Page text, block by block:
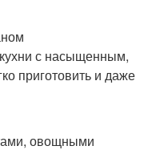
с насыщенным,
приготовить и даже
овощными